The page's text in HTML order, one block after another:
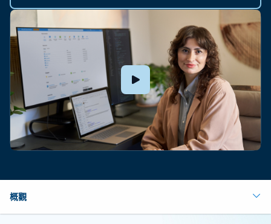
概觀